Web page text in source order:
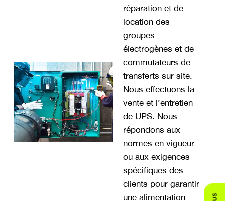
réparation et de
location des
groupes
électrogènes et de
commutateurs de
transferts sur site.
Nous effectuons la
vente et l’entretien
de UPS. Nous
répondons aux
normes en vigueur
ou aux exigences
spécifiques des
clients pour garantir
une alimentation